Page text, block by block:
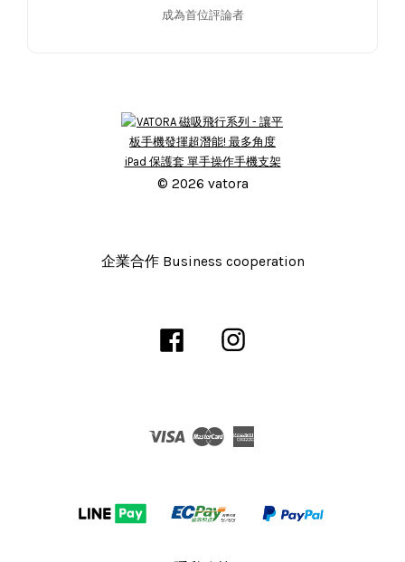
成為首位評論者
© 2026 vatora
企業合作 Business cooperation
Facebook
Visa Master